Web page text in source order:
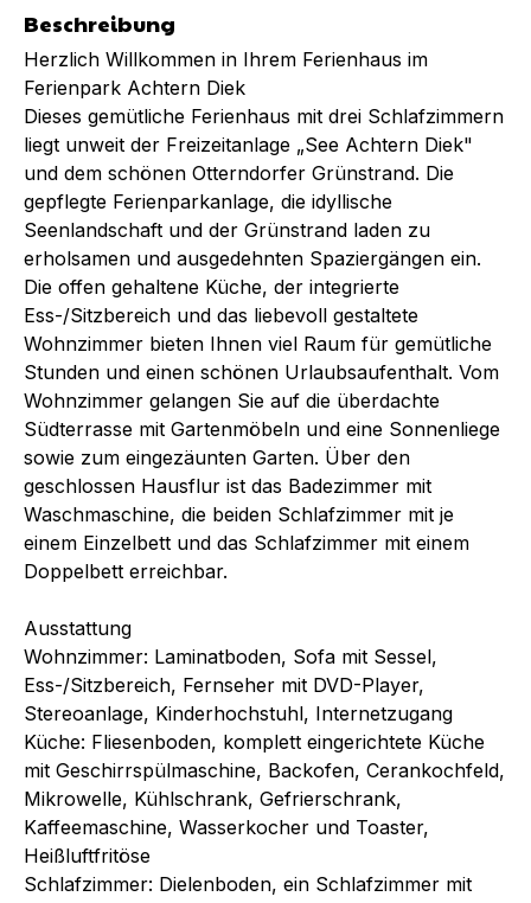
Beschreibung
Herzlich Willkommen in Ihrem Ferienhaus im
Ferienpark Achtern Diek
Dieses gemütliche Ferienhaus mit drei Schlafzimmern
liegt unweit der Freizeitanlage „See Achtern Diek"
und dem schönen Otterndorfer Grünstrand. Die
gepflegte Ferienparkanlage, die idyllische
Seenlandschaft und der Grünstrand laden zu
erholsamen und ausgedehnten Spaziergängen ein.
Die offen gehaltene Küche, der integrierte
Ess-/Sitzbereich und das liebevoll gestaltete
Wohnzimmer bieten Ihnen viel Raum für gemütliche
Stunden und einen schönen Urlaubsaufenthalt. Vom
Wohnzimmer gelangen Sie auf die überdachte
Südterrasse mit Gartenmöbeln und eine Sonnenliege
sowie zum eingezäunten Garten. Über den
geschlossen Hausflur ist das Badezimmer mit
Waschmaschine, die beiden Schlafzimmer mit je
einem Einzelbett und das Schlafzimmer mit einem
Doppelbett erreichbar.
Ausstattung
Wohnzimmer: Laminatboden, Sofa mit Sessel,
Ess-/Sitzbereich, Fernseher mit DVD-Player,
Stereoanlage, Kinderhochstuhl, Internetzugang
Küche: Fliesenboden, komplett eingerichtete Küche
mit Geschirrspülmaschine, Backofen, Cerankochfeld,
Mikrowelle, Kühlschrank, Gefrierschrank,
Kaffeemaschine, Wasserkocher und Toaster,
Heißluftfritöse
Schlafzimmer: Dielenboden, ein Schlafzimmer mit